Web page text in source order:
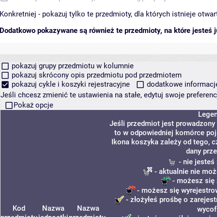
Konkretniej - pokazuj tylko te przedmioty, dla których istnieje
Dodatkowo pokazywane są również te przedmioty, na które jesteś
pokazuj grupy przedmiotu w kolumnie
pokazuj skrócony opis przedmiotu pod przedmiotem
pokazuj cykle i koszyki rejestracyjne
dodatkowe
Jeśli chcesz zmienić te ustawienia na stałe, edytuj swoje
Pokaż opcje
Kod
Nazwa
Nazwa
Jeśli przedmiot jest
to w odpowiedniej komórce
Ikona koszyka zależy od tego,
dany
- nie jesteś
- aktualnie nie
- możesz się
- możesz się
- złożyłeś prośbę o